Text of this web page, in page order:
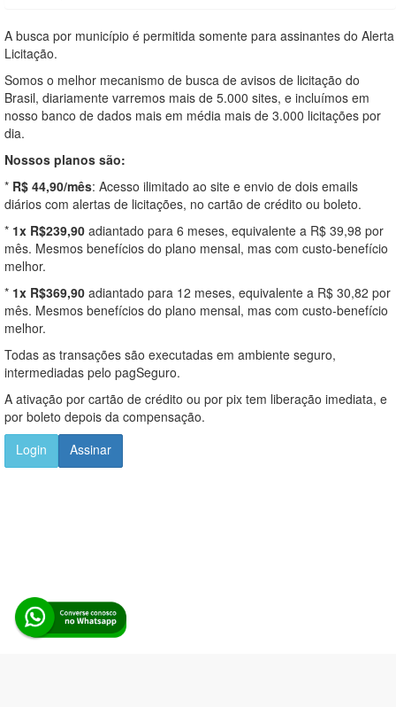
A busca por município é permitida somente para assinantes do Alerta
Licitação.
Somos o melhor mecanismo de busca de avisos de licitação do
Brasil, diariamente varremos mais de 5.000 sites, e incluímos em
nosso banco de dados mais em média mais de 3.000 licitações por
dia.
Nossos planos são:
* R$ 44,90/mês: Acesso ilimitado ao site e envio de dois emails
diários com alertas de licitações, no cartão de crédito ou boleto.
* 1x R$239,90 adiantado para 6 meses, equivalente a R$ 39,98 por
mês. Mesmos benefícios do plano mensal, mas com custo-benefício
melhor.
* 1x R$369,90 adiantado para 12 meses, equivalente a R$ 30,82 por
mês. Mesmos benefícios do plano mensal, mas com custo-benefício
melhor.
Todas as transações são executadas em ambiente seguro,
intermediadas pelo pagSeguro.
A ativação por cartão de crédito ou por pix tem liberação imediata, e
por boleto depois da compensação.
Login
Assinar